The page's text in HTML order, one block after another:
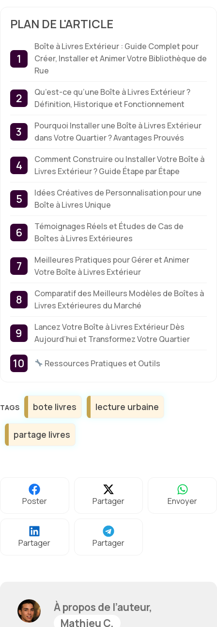
PLAN DE L'ARTICLE
Boîte à Livres Extérieur : Guide Complet pour
Créer, Installer et Animer Votre Bibliothèque de
Rue
Qu’est-ce qu’une Boîte à Livres Extérieur ?
Définition, Historique et Fonctionnement
Pourquoi Installer une Boîte à Livres Extérieur
dans Votre Quartier ? Avantages Prouvés
Comment Construire ou Installer Votre Boîte à
Livres Extérieur ? Guide Étape par Étape
Idées Créatives de Personnalisation pour une
Boîte à Livres Unique
Témoignages Réels et Études de Cas de
Boîtes à Livres Extérieures
Meilleures Pratiques pour Gérer et Animer
Votre Boîte à Livres Extérieur
Comparatif des Meilleurs Modèles de Boîtes à
Livres Extérieures du Marché
Lancez Votre Boîte à Livres Extérieur Dès
Aujourd’hui et Transformez Votre Quartier
Ressources Pratiques et Outils
Étiquettes
bote livres lecture urbaine
partage livres
Poster Partager Envoyer
Partager Partager
À propos de l’auteur,
Mathieu C.